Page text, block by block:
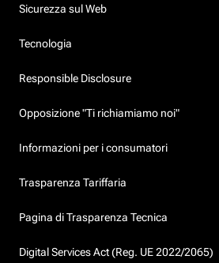
Sicurezza sul Web
Tecnologia
Responsible Disclosure
Opposizione "Ti richiamiamo noi"
Informazioni per i consumatori
Trasparenza Tariffaria
Pagina di Trasparenza Tecnica
Digital Services Act (Reg. UE 2022/2065)